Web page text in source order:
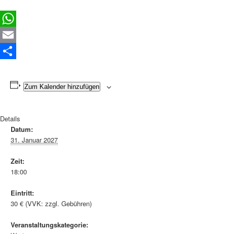
WhatsApp
Email
Zum Kalender hinzufügen
Details
Datum:
31. Januar 2027
Zeit:
18:00
Eintritt:
30 € (VVK: zzgl. Gebühren)
Veranstaltungskategorie: